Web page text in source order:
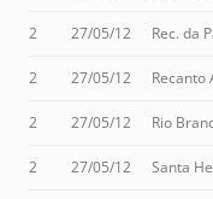
2 27/05/12 Rec. da
2 27/05/12 Recanto
2 27/05/12 Rio
2 27/05/12 Santa